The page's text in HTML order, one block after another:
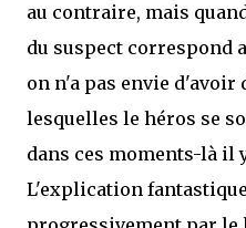
au contraire, mais
du suspect correspond
on n'a pas envie d'avoir
lesquelles le héros se
dans ces moments-là il
L'explication